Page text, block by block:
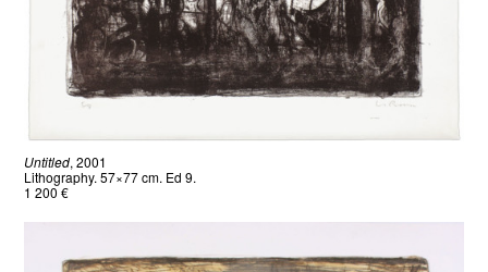
Contact
FR
Untitled, 2001
Lithography. 57×77 cm. Ed 9.
1 200 €